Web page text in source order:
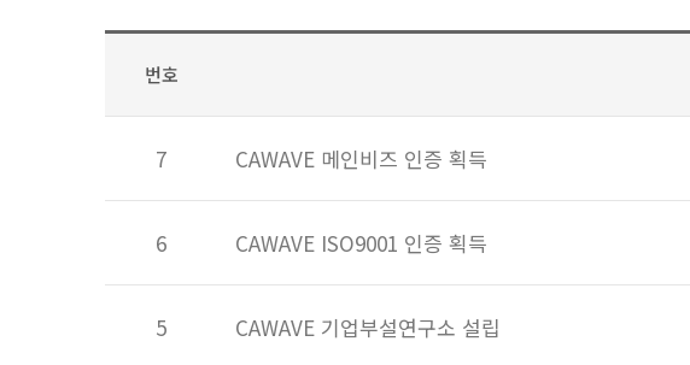
번호
7 CAWAVE 메인비즈 인증 획득
6 CAWAVE ISO9001 인증 획득
5 CAWAVE 기업부설연구소 설립